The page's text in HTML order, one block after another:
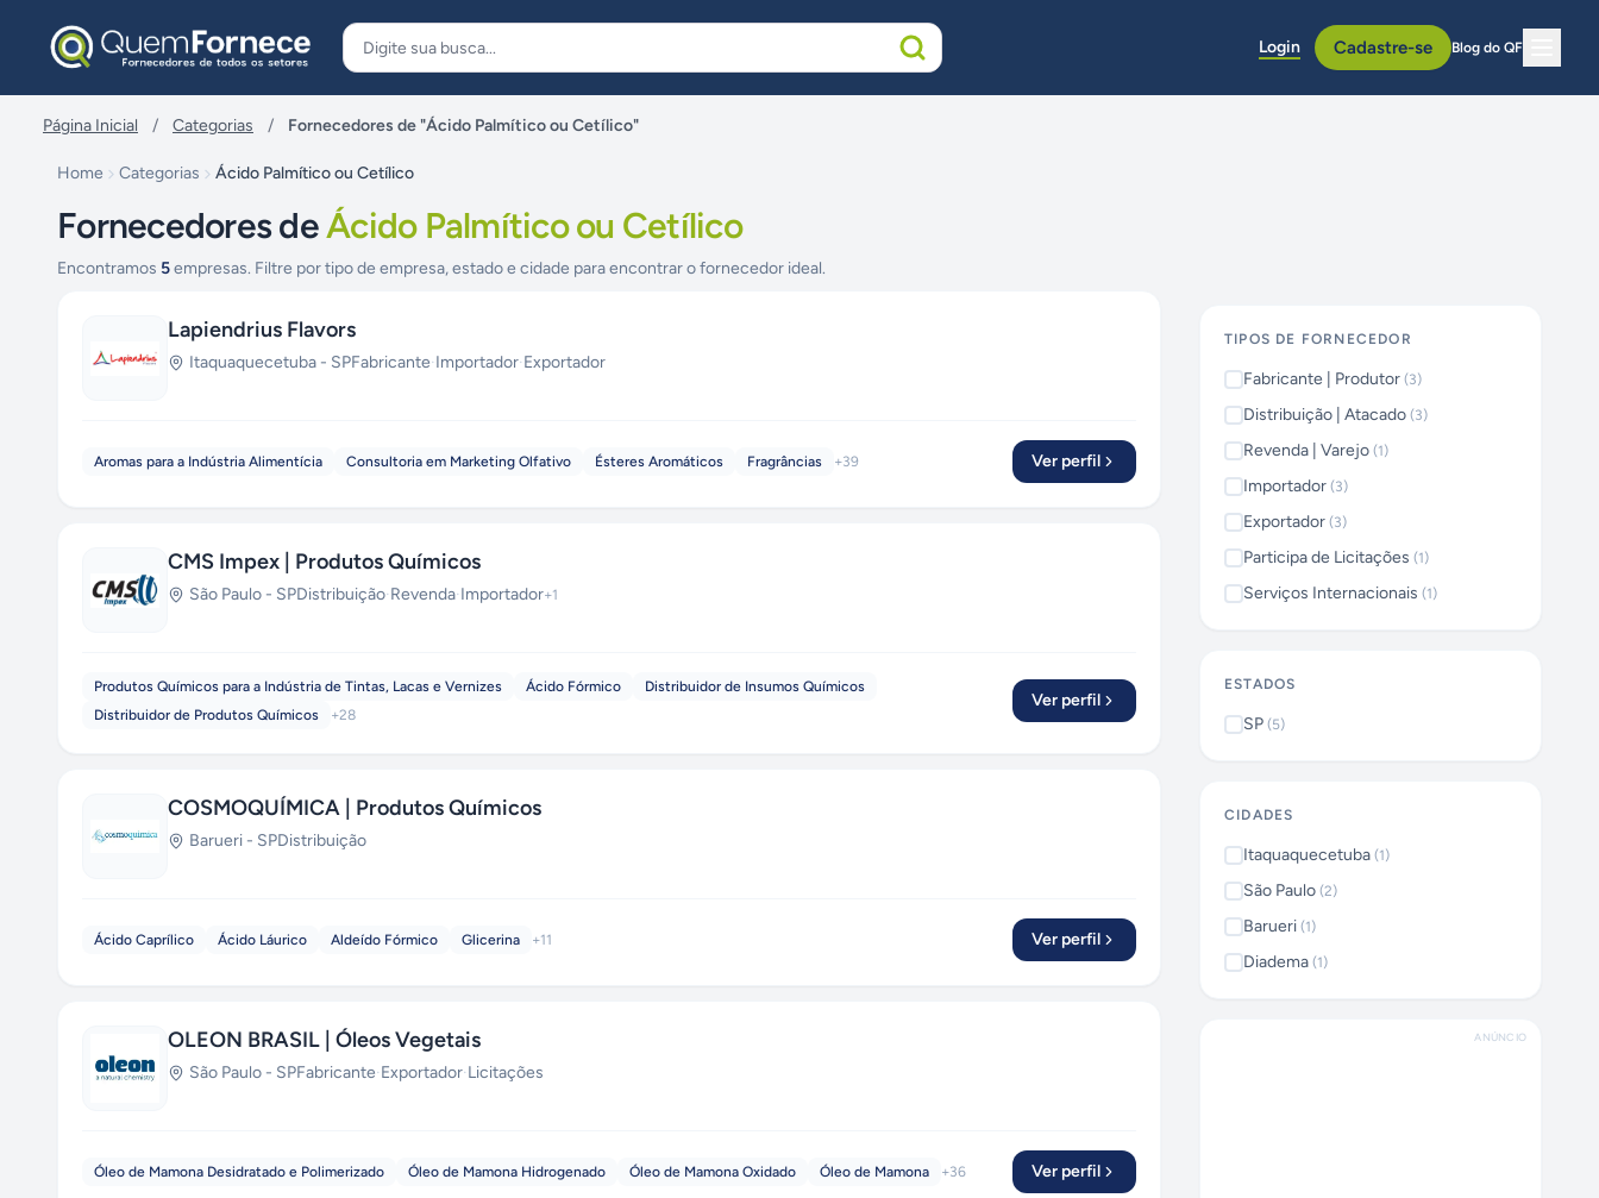
Login Cadastre-se Blog do QF
Página Inicial / Categorias / Fornecedores de "Ácido Palmítico ou Cetílico"
Home Categorias Ácido Palmítico ou Cetílico
Fornecedores deÁcido Palmítico ou Cetílico
Encontramos 5empresas. Filtre por tipo de empresa, estado e cidade para encontrar o fornecedor ideal.
Lapiendrius Flavors
Itaquaquecetuba - SPFabricante·Importador·Exportador
Aromas para a Indústria Alimentícia Consultoria em Marketing Olfativo Ésteres Aromáticos Fragrâncias +39 Ver perfil
CMS Impex | Produtos Químicos
São Paulo - SPDistribuição·Revenda·Importador+1
Produtos Químicos para a Indústria de Tintas, Lacas e Vernizes Ácido Fórmico
Distribuidor de Insumos Químicos
Distribuidor de Produtos Químicos
+28
Ver perfil
COSMOQUÍMICA | Produtos Químicos
Barueri - SPDistribuição
Ácido Caprílico Ácido Láurico Aldeído Fórmico Glicerina +11 Ver perfil
OLEON BRASIL | Óleos Vegetais
São Paulo - SPFabricante·Exportador·Licitações
Óleo de Mamona Desidratado e Polimerizado Óleo de Mamona Hidrogenado Óleo de Mamona Oxidado Óleo de Mamona +36 Ver perfil
TIPOS DE FORNECEDOR
Fabricante | Produtor (3)
Distribuição | Atacado (3)
Revenda | Varejo (1)
Importador (3)
Exportador (3)
Participa de Licitações (1)
Serviços Internacionais (1)
ESTADOS
SP (5)
CIDADES
Itaquaquecetuba (1)
São Paulo (2)
Barueri (1)
Diadema (1)
ANÚNCIO